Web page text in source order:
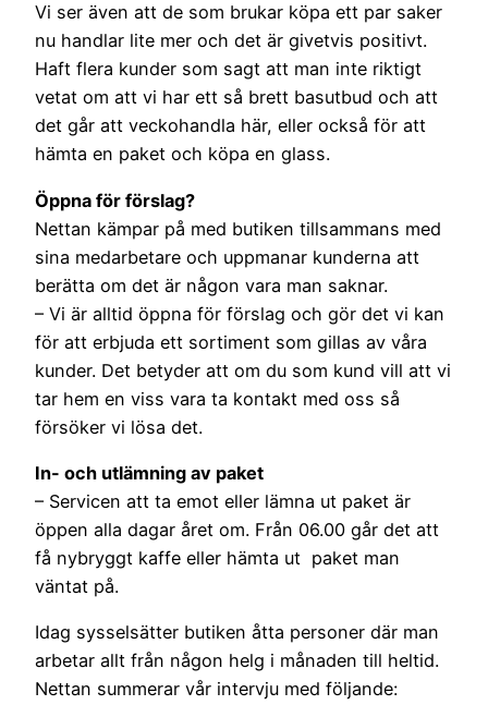
Vi ser även att de som brukar köpa ett par saker
nu handlar lite mer och det är givetvis positivt.
Haft flera kunder som sagt att man inte riktigt
vetat om att vi har ett så brett basutbud och att
det går att veckohandla här, eller också för att
hämta en paket och köpa en glass.
Öppna för förslag?
Nettan kämpar på med butiken tillsammans med
sina medarbetare och uppmanar kunderna att
berätta om det är någon vara man saknar.
– Vi är alltid öppna för förslag och gör det vi kan
för att erbjuda ett sortiment som gillas av våra
kunder. Det betyder att om du som kund vill att vi
tar hem en viss vara ta kontakt med oss så
försöker vi lösa det.
In- och utlämning av paket
– Servicen att ta emot eller lämna ut paket är
öppen alla dagar året om. Från 06.00 går det att
få nybryggt kaffe eller hämta ut paket man
väntat på.
Idag sysselsätter butiken åtta personer där man
arbetar allt från någon helg i månaden till heltid.
Nettan summerar vår intervju med följande: